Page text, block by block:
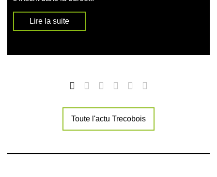
Lire la suite
Toute l'actu Trecobois